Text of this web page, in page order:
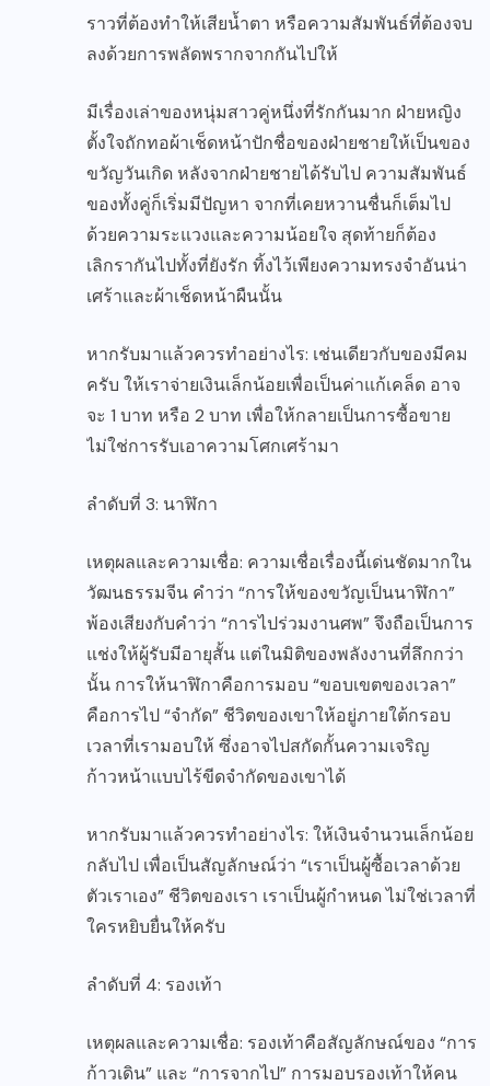
ราวที่ต้องทำให้เสียน้ำตา หรือความสัมพันธ์ที่ต้องจบ
ลงด้วยการพลัดพรากจากกันไปให้
มีเรื่องเล่าของหนุ่มสาวคู่หนึ่งที่รักกันมาก ฝ่ายหญิง
ตั้งใจถักทอผ้าเช็ดหน้าปักชื่อของฝ่ายชายให้เป็นของ
ขวัญวันเกิด หลังจากฝ่ายชายได้รับไป ความสัมพันธ์
ของทั้งคู่ก็เริ่มมีปัญหา จากที่เคยหวานชื่นก็เต็มไป
ด้วยความระแวงและความน้อยใจ สุดท้ายก็ต้อง
เลิกรากันไปทั้งที่ยังรัก ทิ้งไว้เพียงความทรงจำอันน่า
เศร้าและผ้าเช็ดหน้าผืนนั้น
หากรับมาแล้วควรทำอย่างไร: เช่นเดียวกับของมีคม
ครับ ให้เราจ่ายเงินเล็กน้อยเพื่อเป็นค่าแก้เคล็ด อาจ
จะ 1 บาท หรือ 2 บาท เพื่อให้กลายเป็นการซื้อขาย
ไม่ใช่การรับเอาความโศกเศร้ามา
ลำดับที่ 3: นาฬิกา
เหตุผลและความเชื่อ: ความเชื่อเรื่องนี้เด่นชัดมากใน
วัฒนธรรมจีน คำว่า “การให้ของขวัญเป็นนาฬิกา”
พ้องเสียงกับคำว่า “การไปร่วมงานศพ” จึงถือเป็นการ
แช่งให้ผู้รับมีอายุสั้น แต่ในมิติของพลังงานที่ลึกกว่า
นั้น การให้นาฬิกาคือการมอบ “ขอบเขตของเวลา”
คือการไป “จำกัด” ชีวิตของเขาให้อยู่ภายใต้กรอบ
เวลาที่เรามอบให้ ซึ่งอาจไปสกัดกั้นความเจริญ
ก้าวหน้าแบบไร้ขีดจำกัดของเขาได้
หากรับมาแล้วควรทำอย่างไร: ให้เงินจำนวนเล็กน้อย
กลับไป เพื่อเป็นสัญลักษณ์ว่า “เราเป็นผู้ซื้อเวลาด้วย
ตัวเราเอง” ชีวิตของเรา เราเป็นผู้กำหนด ไม่ใช่เวลาที่
ใครหยิบยื่นให้ครับ
ลำดับที่ 4: รองเท้า
เหตุผลและความเชื่อ: รองเท้าคือสัญลักษณ์ของ “การ
ก้าวเดิน” และ “การจากไป” การมอบรองเท้าให้คน